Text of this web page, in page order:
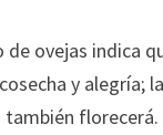
de ovejas indica
y alegría;
florecerá.